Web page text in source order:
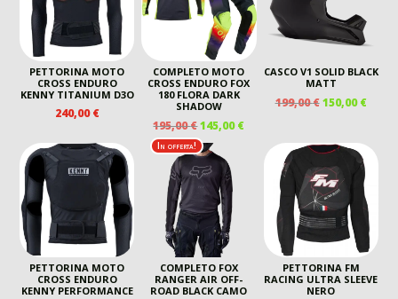
PETTORINA MOTO
CROSS ENDURO
KENNY TITANIUM D3O
240,00€
COMPLETO MOTO
CROSS ENDURO FOX
180 FLORA DARK
SHADOW
195,00€IL
PREZZO
ORIGINALE
ERA:
195,00 €.
145,00€IL
PREZZO
ATTUALE
145,00 €.
CASCO V1 SOLID BLACK
MATT
199,00€ IL
ERA:
199,00 €.
150,00€IL
È:
PETTORINA MOTO
CROSS ENDURO
KENNY PERFORMANCE
In offerta!
COMPLETO FOX
RANGER AIR OFF-
ROAD BLACK CAMO
PETTORINA FM
RACING ULTRA SLEEVE
NERO